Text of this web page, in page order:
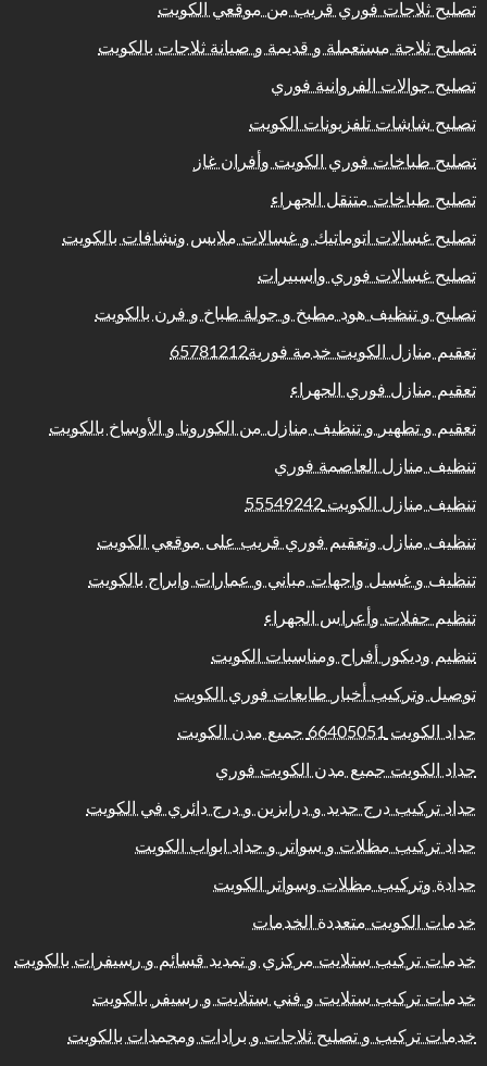
تصليح ثلاجات فوري قريب من موقعي الكويت
تصليح ثلاجة مستعملة و قديمة و صيانة ثلاجات بالكويت
تصليح جوالات الفروانية فوري
تصليح شاشات تلفزيونات الكويت
تصليح طباخات فوري الكويت وأفران غاز
تصليح طباخات متنقل الجهراء
تصليح غسالات اتوماتيك و غسالات ملابس ونشافات بالكويت
تصليح غسالات فوري واسبيرات
تصليح و تنظيف هود مطبخ و جولة طباخ و فرن بالكويت
تعقيم منازل الكويت خدمة فورية65781212
تعقيم منازل فوري الجهراء
تعقيم و تطهير و تنظيف منازل من الكورونا و الأوساخ بالكويت
تنظيف منازل العاصمة فوري
تنظيف منازل الكويت 55549242
تنظيف منازل وتعقيم فوري قريب على موقعي الكويت
تنظيف و غسيل واجهات مباني و عمارات وابراج بالكويت
تنظيم حفلات وأعراس الجهراء
تنظيم وديكور أفراح ومناسبات الكويت
توصيل وتركيب أخبار طابعات فوري الكويت
حداد الكويت 66405051 جميع مدن الكويت
حداد الكويت جميع مدن الكويت فوري
حداد تركيب درج حديد و درابزين و درج دائري في الكويت
حداد تركيب مظلات و سواتر و حداد ابواب الكويت
حدادة وتركيب مظلات وسواتر الكويت
خدمات الكويت متعددة الخدمات
خدمات تركيب ستلايت مركزي و تمديد قسائم و رسيفرات بالكويت
خدمات تركيب ستلايت و فني ستلايت و رسيفر بالكويت
خدمات تركيب و تصليح ثلاجات و برادات ومجمدات بالكويت